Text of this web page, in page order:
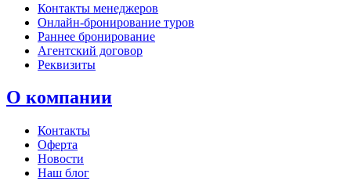
Контакты менеджеров
Онлайн‑бронирование туров
Раннее бронирование
Агентский договор
Реквизиты
О компании
Контакты
Оферта
Новости
Наш блог